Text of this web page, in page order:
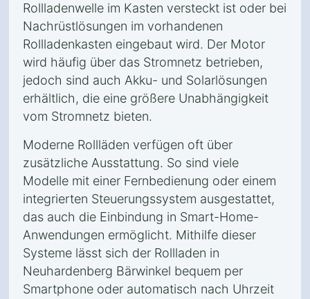
Rollladenwelle im Kasten versteckt ist oder bei
Nachrüstlösungen im vorhandenen
Rollladenkasten eingebaut wird. Der Motor
wird häufig über das Stromnetz betrieben,
jedoch sind auch Akku- und Solarlösungen
erhältlich, die eine größere Unabhängigkeit
vom Stromnetz bieten.
Moderne Rollläden verfügen oft über
zusätzliche Ausstattung. So sind viele
Modelle mit einer Fernbedienung oder einem
integrierten Steuerungssystem ausgestattet,
das auch die Einbindung in Smart-Home-
Anwendungen ermöglicht. Mithilfe dieser
Systeme lässt sich der Rollladen in
Neuhardenberg Bärwinkel bequem per
Smartphone oder automatisch nach Uhrzeit